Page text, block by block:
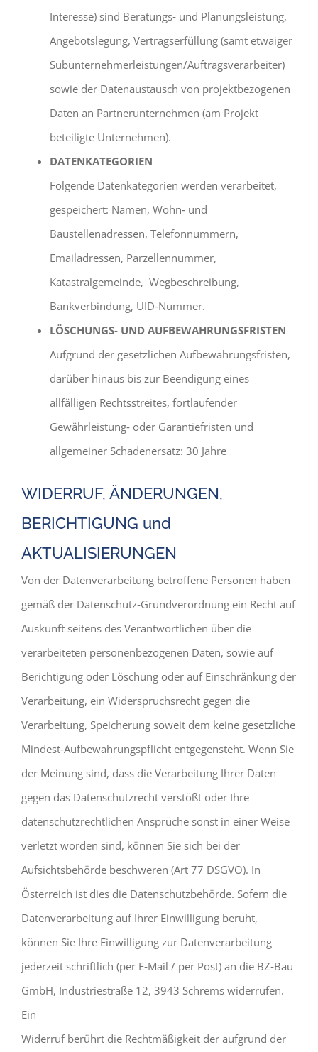
Interesse) sind Beratungs‐ und Planungsleistung,
Angebotslegung, Vertragserfüllung (samt etwaiger
Subunternehmerleistungen/Auftragsverarbeiter)
sowie der Datenaustausch von projektbezogenen
Daten an Partnerunternehmen (am Projekt
beteiligte Unternehmen).
DATENKATEGORIEN
Folgende Datenkategorien werden verarbeitet,
gespeichert: Namen, Wohn‐ und
Baustellenadressen, Telefonnummern,
Emailadressen, Parzellennummer,
Katastralgemeinde, Wegbeschreibung,
Bankverbindung, UID‐Nummer.
LÖSCHUNGS‐ UND AUFBEWAHRUNGSFRISTEN
Aufgrund der gesetzlichen Aufbewahrungsfristen,
darüber hinaus bis zur Beendigung eines
allfälligen Rechtsstreites, fortlaufender
Gewährleistung‐ oder Garantiefristen und
allgemeiner Schadenersatz: 30 Jahre
WIDERRUF, ÄNDERUNGEN,
BERICHTIGUNG und
AKTUALISIERUNGEN
Von der Datenverarbeitung betroffene Personen haben
gemäß der Datenschutz‐Grundverordnung ein Recht auf
Auskunft seitens des Verantwortlichen über die
verarbeiteten personenbezogenen Daten, sowie auf
Berichtigung oder Löschung oder auf Einschränkung der
Verarbeitung, ein Widerspruchsrecht gegen die
Verarbeitung, Speicherung soweit dem keine gesetzliche
Mindest‐Aufbewahrungspflicht entgegensteht. Wenn Sie
der Meinung sind, dass die Verarbeitung Ihrer Daten
gegen das Datenschutzrecht verstößt oder Ihre
datenschutzrechtlichen Ansprüche sonst in einer Weise
verletzt worden sind, können Sie sich bei der
Aufsichtsbehörde beschweren (Art 77 DSGVO). In
Österreich ist dies die Datenschutzbehörde. Sofern die
Datenverarbeitung auf Ihrer Einwilligung beruht,
können Sie Ihre Einwilligung zur Datenverarbeitung
jederzeit schriftlich (per E‐Mail / per Post) an die BZ‐Bau
GmbH, Industriestraße 12, 3943 Schrems widerrufen.
Ein
Widerruf berührt die Rechtmäßigkeit der aufgrund der